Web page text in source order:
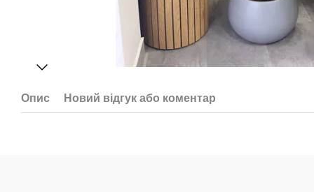
Опис Новий відгук або коментар